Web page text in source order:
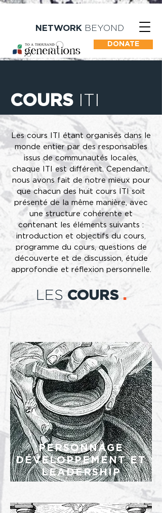
NETWORK BEYOND
DONATE
COURS
Les cours ITI étant organisés dans le
monde entier par des responsables
issus de communautés locales,
chaque ITI est différent. Cependant,
nous avons fait de notre mieux pour
que chacun des huit cours ITI soit
présenté de la même manière, avec
une structure cohérente et
contenant les éléments suivants :
introduction et objectifs du cours,
programme du cours, questions de
découverte et de discussion, étude
approfondie et réflexion personnelle.
LES COURS .
PERSONNAGE
DÉVELOPPEMENT ET
LEADERSHIP